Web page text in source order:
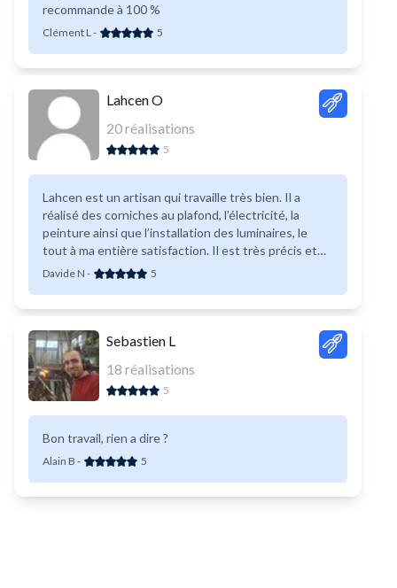
recommande à 100 %
Clément L- 5
Lahcen O
20réalisations
5
Lahcen est un artisan qui travaille très bien. Il a
réalisé des corniches au plafond, l’électricité, la
peinture ainsi que l’installation des luminaires, le
tout à ma entière satisfaction. Il est très précis et
attentif aux détails. Je le recommande sans
Davide N - 5
Sebastien L
18 réalisations
5
Bon travail, rien a dire ?
Alain B - 5